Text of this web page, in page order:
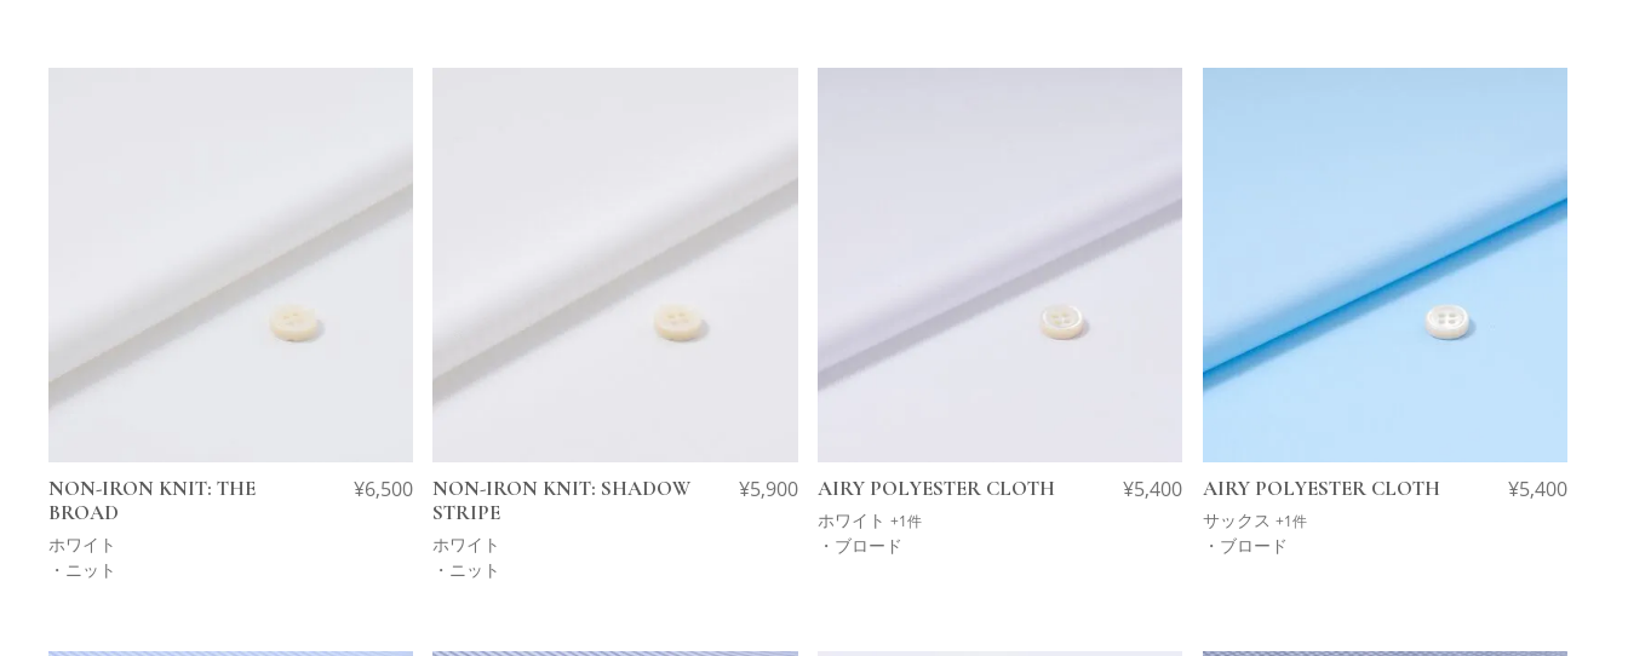
NON-IRON KNIT: THE
BROAD
ホワイト
¥6,500
・ニット
NON-IRON KNIT: SHADOW
STRIPE
ホワイト
¥5,900
・ニット
AIRY POLYESTER CLOTH
ホワイト +1件
¥5,400
・ブロード
AIRY POLYESTER CLOTH
サックス +1件
¥5,400
・ブロード